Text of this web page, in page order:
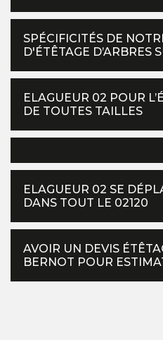
SPÉCIFICITÉS DE
D'ÉTÊTAGE D’ARBRES
ELAGUEUR 02 POUR
DE TOUTES TAILLES
ELAGUEUR 02 SE
DANS TOUT LE 02120
AVOIR UN DEVIS
BERNOT POUR